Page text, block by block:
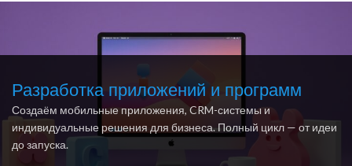
Разработка приложений и программ
Создаём мобильные приложения, CRM-системы и
индивидуальные решения для бизнеса. Полный цикл — от идеи
до запуска.